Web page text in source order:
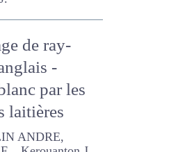
de ray-
-
par les
laitières